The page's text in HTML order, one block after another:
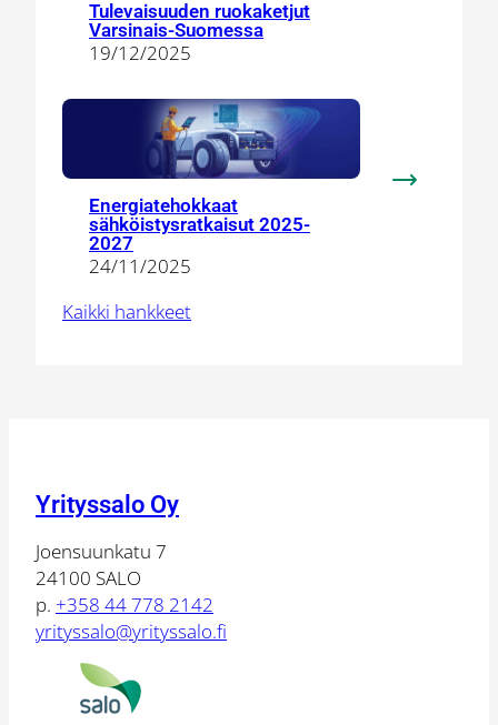
Tulevaisuuden ruokaketjut
Varsinais-Suomessa
19/12/2025
Energiatehokkaat
sähköistysratkaisut 2025-
2027
24/11/2025
Kaikki hankkeet
Yrityssalo Oy
Joensuunkatu 7
24100 SALO
p. +358 44 778 2142
yrityssalo@yrityssalo.fi